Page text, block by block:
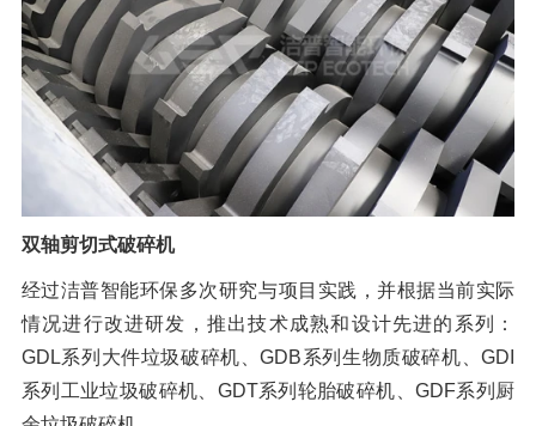
双轴剪切式破碎机
经过洁普智能环保多次研究与项目实践，并根据当前实际
情况进行改进研发，推出技术成熟和设计先进的系列：
GDL系列大件垃圾破碎机、GDB系列生物质破碎机、GDI
系列工业垃圾破碎机、GDT系列轮胎破碎机、GDF系列厨